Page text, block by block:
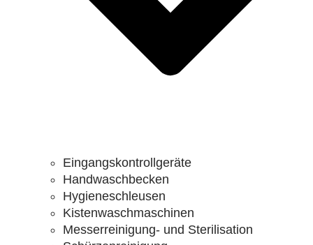
Eingangskontrollgeräte
Handwaschbecken
Hygieneschleusen
Kistenwaschmaschinen
Messerreinigung- und Sterilisation